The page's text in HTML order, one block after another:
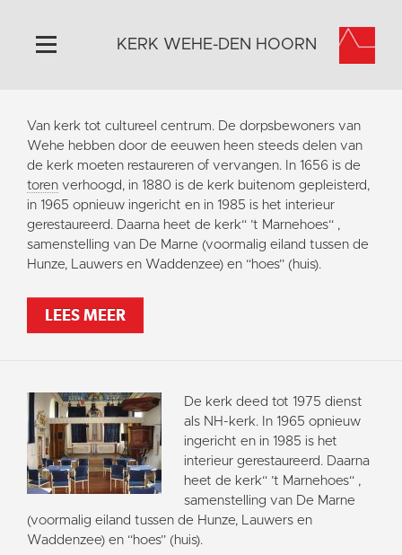
Home
Algemeen
Historie
Omgeving
Activiteiten
Steun ons
Contact
Vaktaal
KERK WEHE-DEN HOORN
Van kerk tot cultureel centrum. De dorpsbewoners van
Wehe hebben door de eeuwen heen steeds delen van
de kerk moeten restaureren of vervangen. In 1656 is de
toren verhoogd, in 1880 is de kerk buitenom gepleisterd,
in 1965 opnieuw ingericht en in 1985 is het interieur
gerestaureerd. Daarna heet de kerk“ ’t Marnehoes“ ,
samenstelling van De Marne (voormalig eiland tussen de
Hunze, Lauwers en Waddenzee) en “hoes” (huis).
LEES MEER
De kerk deed tot 1975 dienst
als NH-kerk. In 1965 opnieuw
ingericht en in 1985 is het
interieur gerestaureerd. Daarna
heet de kerk“ ’t Marnehoes“ ,
samenstelling van De Marne
(voormalig eiland tussen de Hunze, Lauwers en
Waddenzee) en “hoes” (huis).